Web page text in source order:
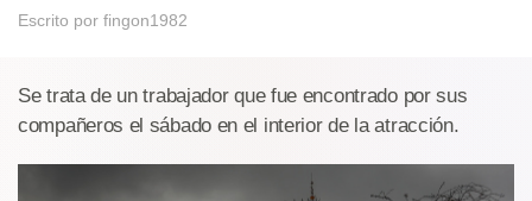
Escrito por fingon1982
Se trata de un trabajador que fue encontrado por sus
compañeros el sábado en el interior de la atracción.